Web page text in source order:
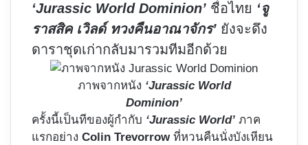
‘Jurassic World Dominion’ ชื่อไทย ‘จู
ราสสิค เวิลด์ ทวงคืนอาณาจักร’ ยังจะดึง
ดาราชุดเก่ากลับมารวมทีมอีกด้วย
ภาพจากหนัง ‘Jurassic World
Dominion’
ครั้งนี้เป็นทีของผู้กำกับ ‘Jurassic World’ ภาค
แรกอย่าง Colin Trevorrowที่หวนคืนนั่งบังเหียน